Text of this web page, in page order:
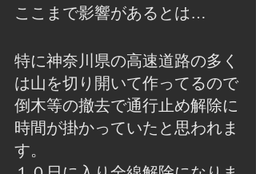
ここまで影響があるとは…
特に神奈川県の高速道路の多く
は山を切り開いて作ってるので
倒木等の撤去で通行止め解除に
時間が掛かっていたと思われま
す。